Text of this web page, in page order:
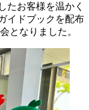
たお客様を温かく
イドブックを配布
となりました。